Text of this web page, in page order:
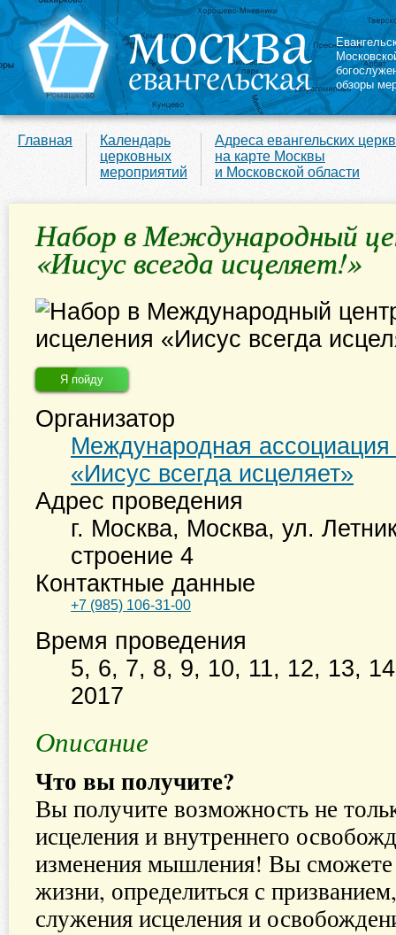
обзоры
Главная
Календарь
церковных
мероприятий
Адреса евангельских
на карте Москвы
и Московской области
Набор в Международный
«Иисус всегда исцеляет!»
Я пойду
Организатор
Международная ассоциация
«Иисус всегда исцеляет»
Адрес проведения
г. Москва, Москва, ул.
строение 4
Контактные данные
+7 (985) 106-31-00
Время проведения
5, 6, 7, 8, 9, 10, 11, 12, 13,
2017
Описание
Что вы получите?
Вы получите возможность не
исцеления и внутреннего
изменения мышления! Вы сможете
жизни, определиться с
служения исцеления и